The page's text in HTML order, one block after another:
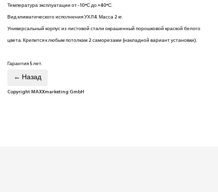
Температура эксплуатации от -10°С до +40°С.
Вид климатического исполнения УХЛ4. Масса 2 кг.
Универсальный корпус из листовой стали окрашенный порошковой краской белого
цвета. Крепится к любым потолкам 2 саморезами (накладной вариант установки).
Гарантия 5 лет.
Copyright MAXXmarketing GmbH